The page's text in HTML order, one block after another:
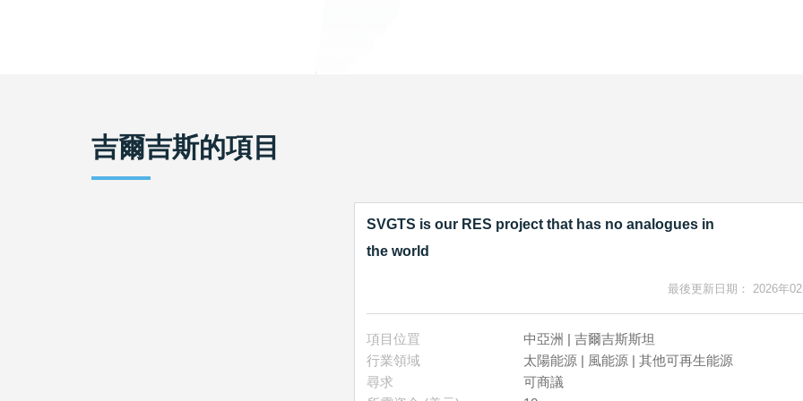
吉爾吉斯的項目
SVGTS is our RES project that has no analogues in
the world
最後更新日期： 2026年
項目位罝
中亞洲 | 吉爾吉斯斯坦
行業領域
太陽能源 | 風能源 | 其他可再生能源
尋求
可商議